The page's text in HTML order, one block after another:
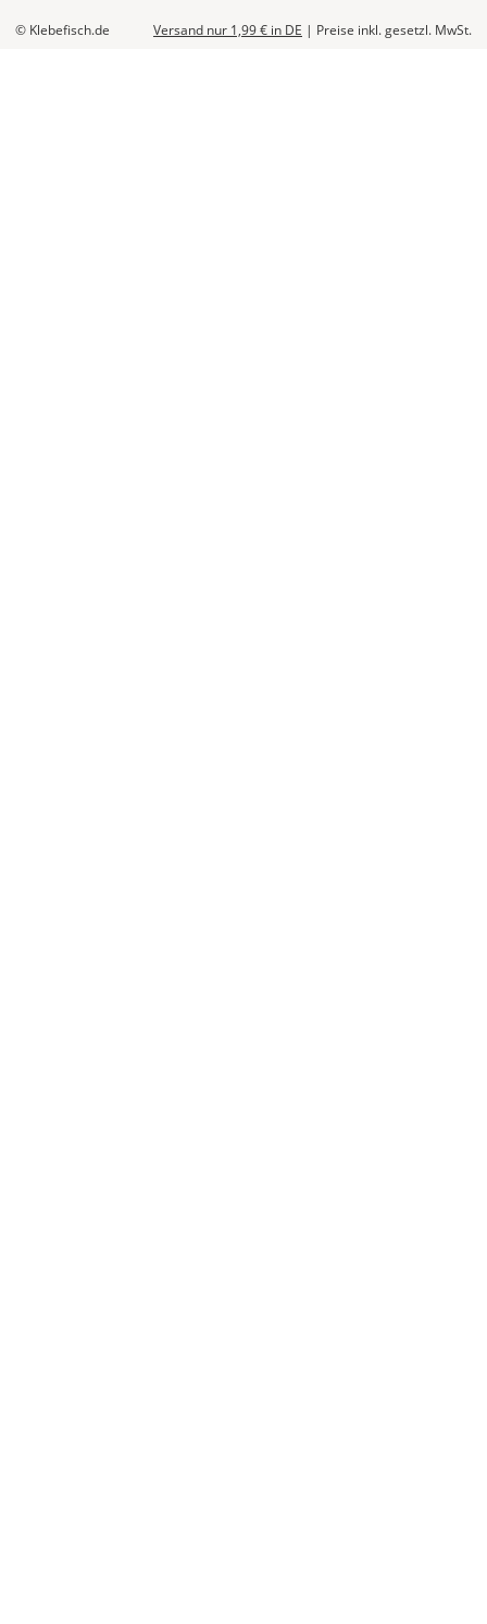
© Klebefisch.de Versand nur 1,99 € in DE | Preise inkl. gesetzl. MwSt.